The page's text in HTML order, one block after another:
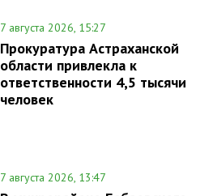
7 августа 2026, 15:27
Прокуратура Астраханской
области привлекла к
ответственности 4,5 тысячи
человек
7 августа 2026, 13:47